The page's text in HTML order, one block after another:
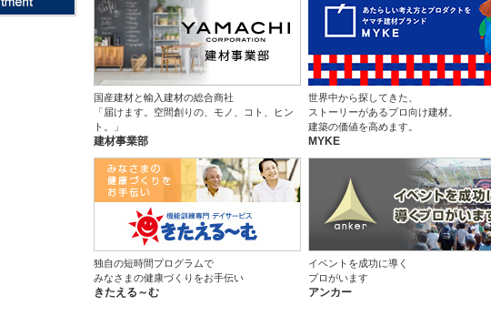
国産建材と輸入建材の総合商社
「届けます。空間創りの、モノ、コト、ヒン
ト。」
建材事業部
世界中から探してきた、
ストーリーがあるプロ向け建材。
建築の価値を高めます。
MYKE
独自の短時間プログラムで
みなさまの健康づくりをお手伝い
きたえる～む
イベントを成功に導く
プロがいます
アンカー